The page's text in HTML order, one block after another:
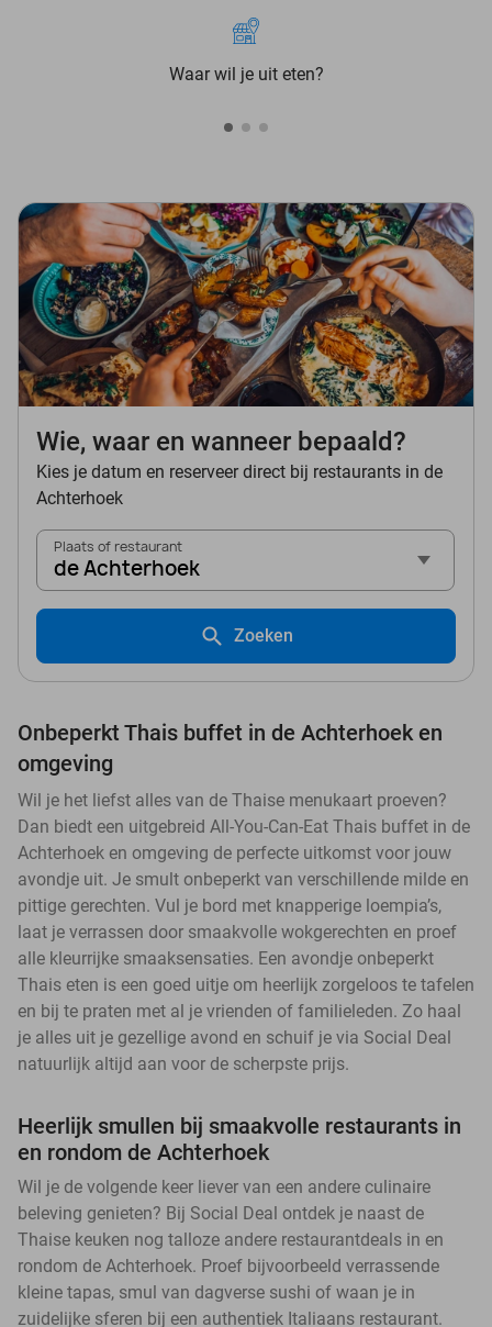
Waar wil je uit eten?
Wie, waar en wanneer bepaald?
Kies je datum en reserveer direct bij restaurants in de
Achterhoek
Plaats of restaurant
de Achterhoek
Zoeken
Onbeperkt Thais buffet in de Achterhoek en
omgeving
Wil je het liefst alles van de Thaise menukaart proeven?
Dan biedt een uitgebreid All-You-Can-Eat Thais buffet in de
Achterhoek en omgeving de perfecte uitkomst voor jouw
avondje uit. Je smult onbeperkt van verschillende milde en
pittige gerechten. Vul je bord met knapperige loempia’s,
laat je verrassen door smaakvolle wokgerechten en proef
alle kleurrijke smaaksensaties. Een avondje onbeperkt
Thais eten is een goed uitje om heerlijk zorgeloos te tafelen
en bij te praten met al je vrienden of familieleden. Zo haal
je alles uit je gezellige avond en schuif je via Social Deal
natuurlijk altijd aan voor de scherpste prijs.
Heerlijk smullen bij smaakvolle restaurants in
en rondom de Achterhoek
Wil je de volgende keer liever van een andere culinaire
beleving genieten? Bij Social Deal ontdek je naast de
Thaise keuken nog talloze andere restaurantdeals in en
rondom de Achterhoek. Proef bijvoorbeeld verrassende
kleine tapas, smul van dagverse sushi of waan je in
zuidelijke sferen bij een authentiek Italiaans restaurant.